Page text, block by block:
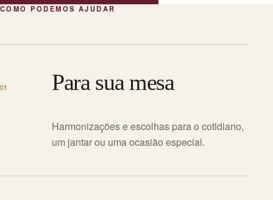
COMO PODEMOS AJUDAR
01 Para sua mesa
Harmonizações e escolhas para o cotidiano,
um jantar ou uma ocasião especial.